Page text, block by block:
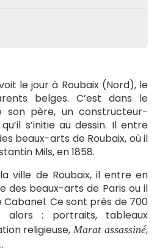
le jour à Roubaix (Nord), le
belges. C’est dans le
père, un constructeur-
s’initie au dessin. Il entre
beaux-arts de Roubaix, où il
Mils, en 1858.
ville de Roubaix, il entre en
des beaux-arts de Paris ou il
Cabanel. Ce sont près de 700
: portraits, tableaux
religieuse,Marat assassiné,